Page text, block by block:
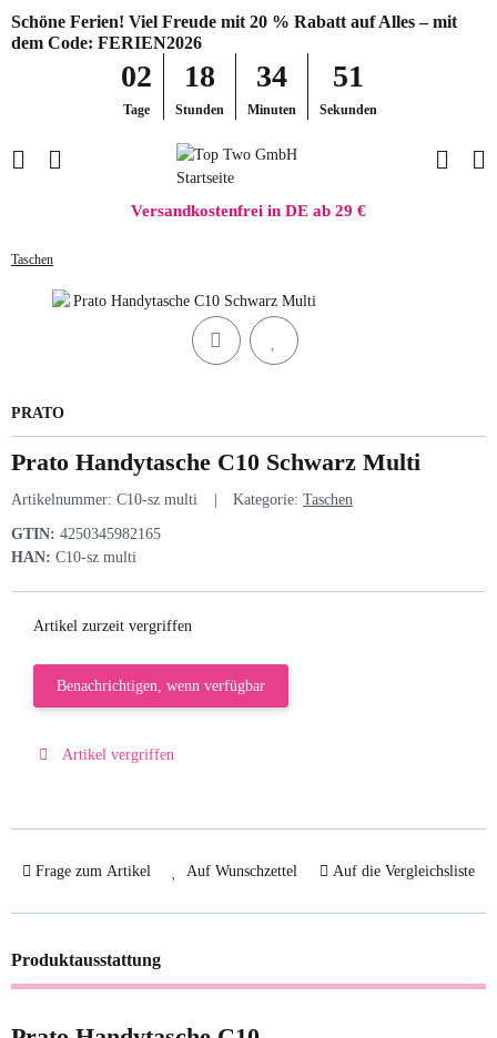
Schöne Ferien! Viel Freude mit 20 % Rabatt auf Alles – mit
dem Code: FERIEN2026
02
Tage
18
Stunden
34
Minuten
51
Sekunden
Versandkostenfrei in DE ab 29 €
Taschen
PRATO
Prato Handytasche C10 Schwarz Multi
Artikelnummer: C10-sz multi Kategorie: Taschen
GTIN: 4250345982165
HAN: C10-sz multi
Artikel zurzeit vergriffen
Benachrichtigen, wenn verfügbar
Artikel vergriffen
Frage zum Artikel Auf Wunschzettel Auf die Vergleichsliste
Produktausstattung